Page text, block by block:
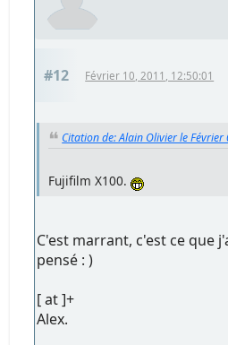
#12 Février 10, 2011, 12:50:01
Citation de: Alain Olivier le
Fujifilm X100.
C'est marrant, c'est ce que
pensé : )
[ at ]+
Alex.